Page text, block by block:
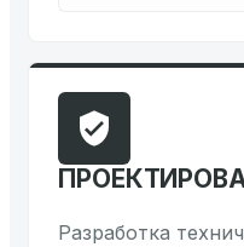
Разработка